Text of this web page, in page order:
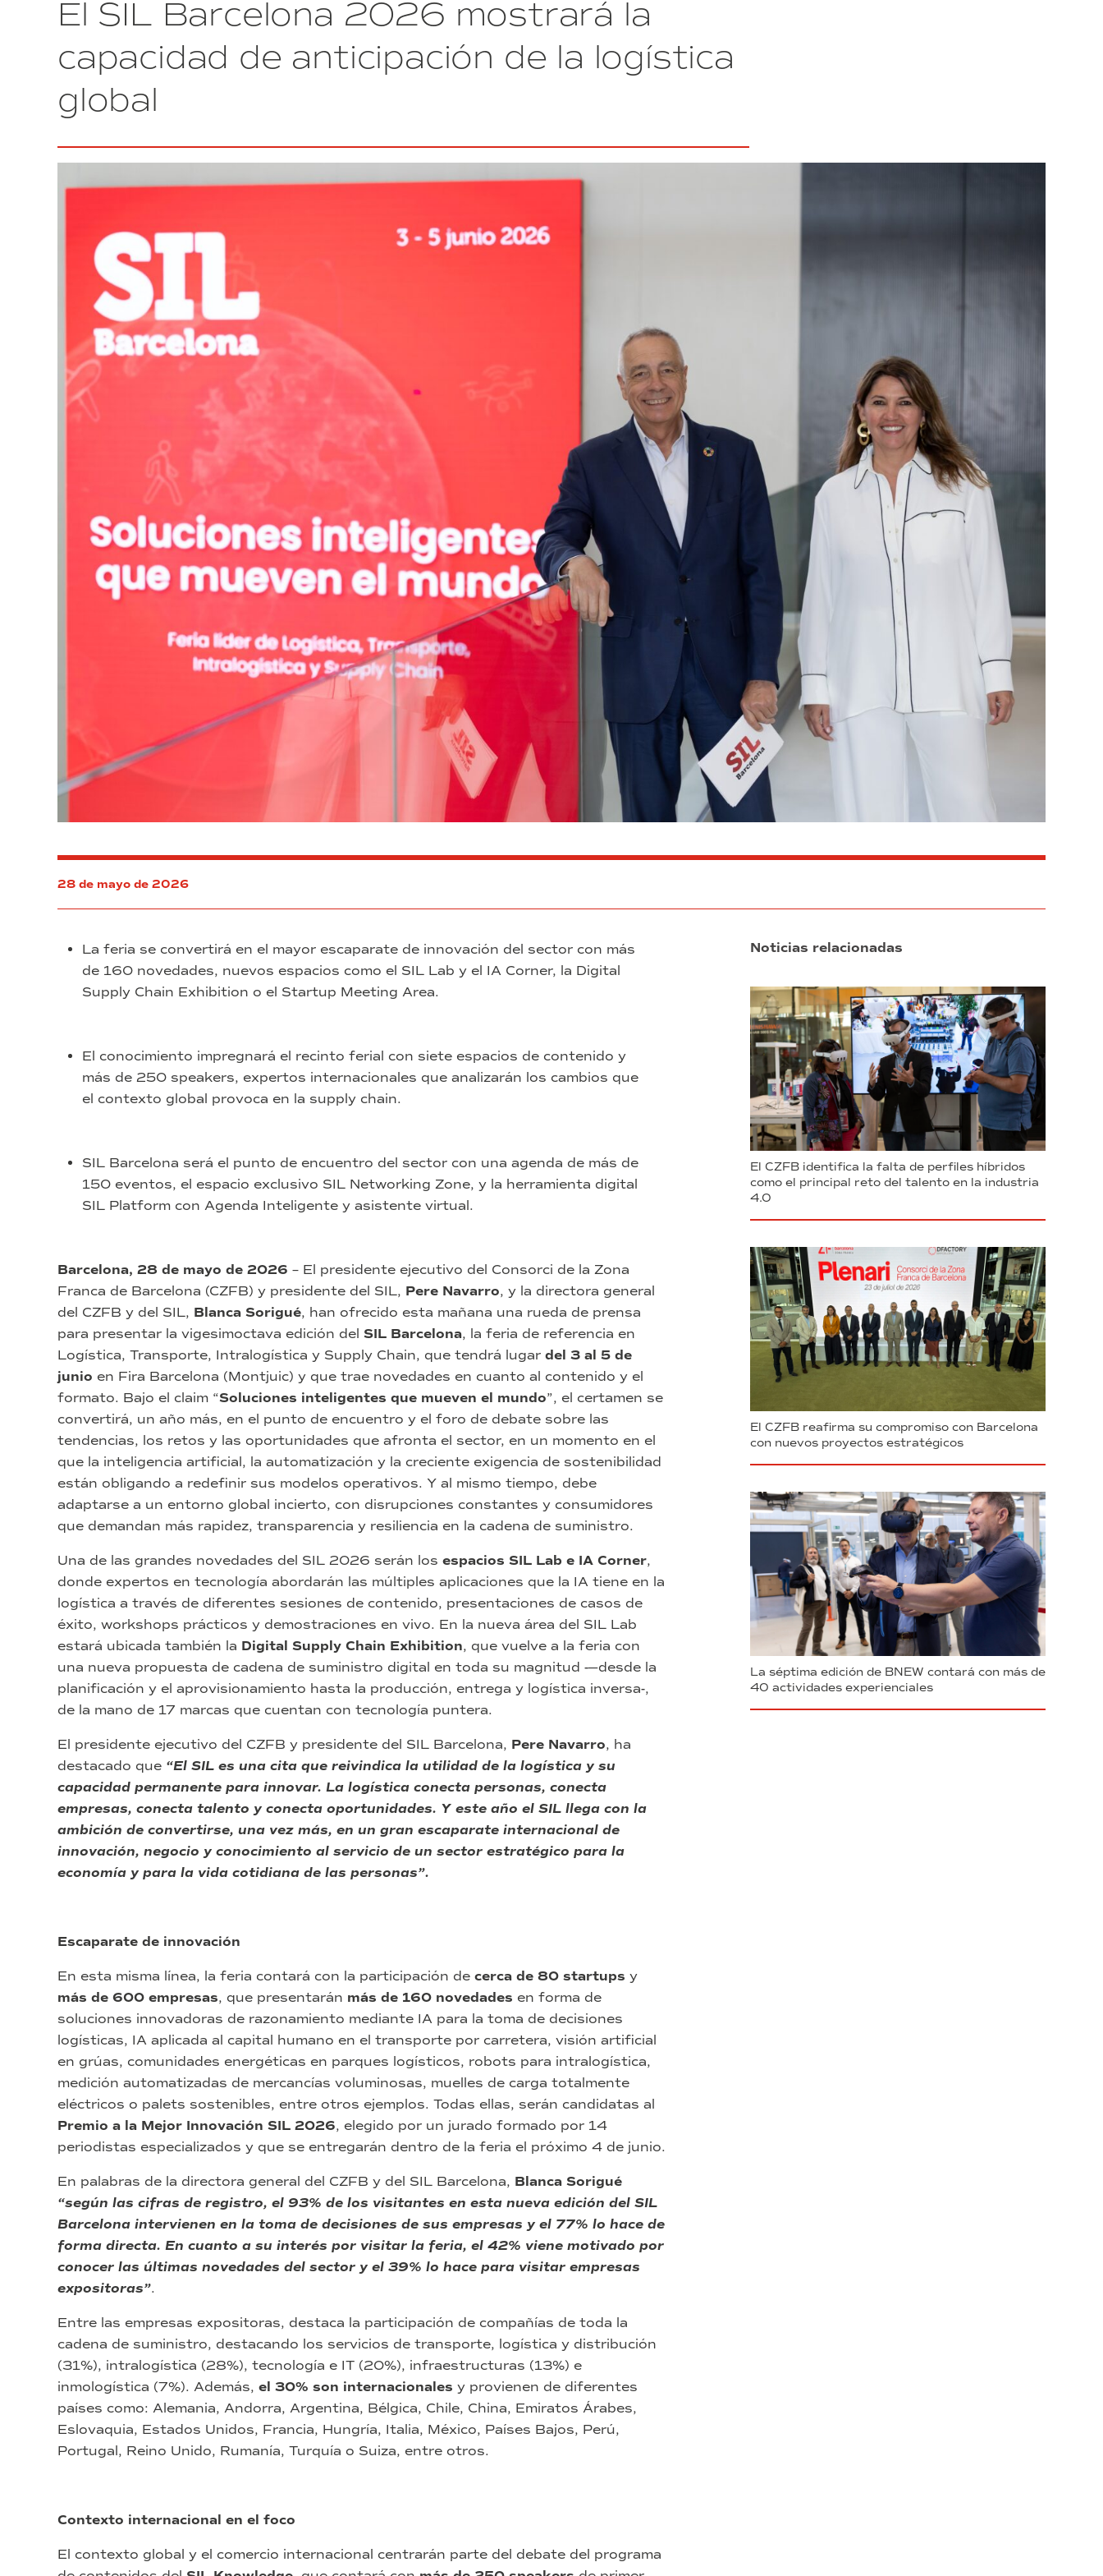
El SIL Barcelona 2026 mostrará la
capacidad de anticipación de la logística
global
28 de mayo de 2026
La feria se convertirá en el mayor escaparate de innovación del sector con más
de 160 novedades, nuevos espacios como el SIL Lab y el IA Corner, la Digital
Supply Chain Exhibition o el Startup Meeting Area.
El conocimiento impregnará el recinto ferial con siete espacios de contenido y
más de 250 speakers, expertos internacionales que analizarán los cambios que
el contexto global provoca en la supply chain.
SIL Barcelona será el punto de encuentro del sector con una agenda de más de
150 eventos, el espacio exclusivo SIL Networking Zone, y la herramienta digital
SIL Platform con Agenda Inteligente y asistente virtual.
Barcelona, 28 de mayo de 2026 – El presidente ejecutivo del Consorci de la Zona
Franca de Barcelona (CZFB) y presidente del SIL, Pere Navarro, y la directora general
del CZFB y del SIL, Blanca Sorigué, han ofrecido esta mañana una rueda de prensa
para presentar la vigesimoctava edición del SIL Barcelona, la feria de referencia en
Logística, Transporte, Intralogística y Supply Chain, que tendrá lugar del 3 al 5 de
junio en Fira Barcelona (Montjuic) y que trae novedades en cuanto al contenido y el
formato. Bajo el claim “Soluciones inteligentes que mueven el mundo”, el certamen se
convertirá, un año más, en el punto de encuentro y el foro de debate sobre las
tendencias, los retos y las oportunidades que afronta el sector, en un momento en el
que la inteligencia artificial, la automatización y la creciente exigencia de sostenibilidad
están obligando a redefinir sus modelos operativos. Y al mismo tiempo, debe
adaptarse a un entorno global incierto, con disrupciones constantes y consumidores
que demandan más rapidez, transparencia y resiliencia en la cadena de suministro.
Una de las grandes novedades del SIL 2026 serán los espacios SIL Lab e IA Corner,
donde expertos en tecnología abordarán las múltiples aplicaciones que la IA tiene en la
logística a través de diferentes sesiones de contenido, presentaciones de casos de
éxito, workshops prácticos y demostraciones en vivo. En la nueva área del SIL Lab
estará ubicada también la Digital Supply Chain Exhibition, que vuelve a la feria con
una nueva propuesta de cadena de suministro digital en toda su magnitud -—desde la
planificación y el aprovisionamiento hasta la producción, entrega y logística inversa-,
de la mano de 17 marcas que cuentan con tecnología puntera.
El presidente ejecutivo del CZFB y presidente del SIL Barcelona, Pere Navarro, ha
destacado que “El SIL es una cita que reivindica la utilidad de la logística y su
capacidad permanente para innovar. La logística conecta personas, conecta
empresas, conecta talento y conecta oportunidades. Y este año el SIL llega con la
ambición de convertirse, una vez más, en un gran escaparate internacional de
innovación, negocio y conocimiento al servicio de un sector estratégico para la
economía y para la vida cotidiana de las personas”.
Escaparate de innovación
En esta misma línea, la feria contará con la participación de cerca de 80 startups y
más de 600 empresas, que presentarán más de 160 novedades en forma de
soluciones innovadoras de razonamiento mediante IA para la toma de decisiones
logísticas, IA aplicada al capital humano en el transporte por carretera, visión artificial
en grúas, comunidades energéticas en parques logísticos, robots para intralogística,
medición automatizadas de mercancías voluminosas, muelles de carga totalmente
eléctricos o palets sostenibles, entre otros ejemplos. Todas ellas, serán candidatas al
Premio a la Mejor Innovación SIL 2026, elegido por un jurado formado por 14
periodistas especializados y que se entregarán dentro de la feria el próximo 4 de junio.
En palabras de la directora general del CZFB y del SIL Barcelona, Blanca Sorigué
“según las cifras de registro, el 93% de los visitantes en esta nueva edición del SIL
Barcelona intervienen en la toma de decisiones de sus empresas y el 77% lo hace de
forma directa. En cuanto a su interés por visitar la feria, el 42% viene motivado por
conocer las últimas novedades del sector y el 39% lo hace para visitar empresas
expositoras”.
Entre las empresas expositoras, destaca la participación de compañías de toda la
cadena de suministro, destacando los servicios de transporte, logística y distribución
(31%), intralogística (28%), tecnología e IT (20%), infraestructuras (13%) e
inmologística (7%). Además, el 30% son internacionales y provienen de diferentes
países como: Alemania, Andorra, Argentina, Bélgica, Chile, China, Emiratos Árabes,
Eslovaquia, Estados Unidos, Francia, Hungría, Italia, México, Países Bajos, Perú,
Portugal, Reino Unido, Rumanía, Turquía o Suiza, entre otros.
Contexto internacional en el foco
El contexto global y el comercio internacional centrarán parte del debate del programa
recinto
ferial
SIL
Barcelona
siete
espacios
SIL
2026:
empieza
Noticias relacionadas
El CZFB identifica la falta de perfiles híbridos
como el principal reto del talento en la industria
4.0
El CZFB reafirma su compromiso con Barcelona
con nuevos proyectos estratégicos
La séptima edición de BNEW contará con más de
40 actividades experienciales